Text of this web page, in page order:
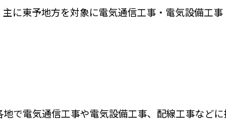
に東予地方を対象に電気通信工事・電気設備工
で電気通信工事や電気設備工事、配線工事など